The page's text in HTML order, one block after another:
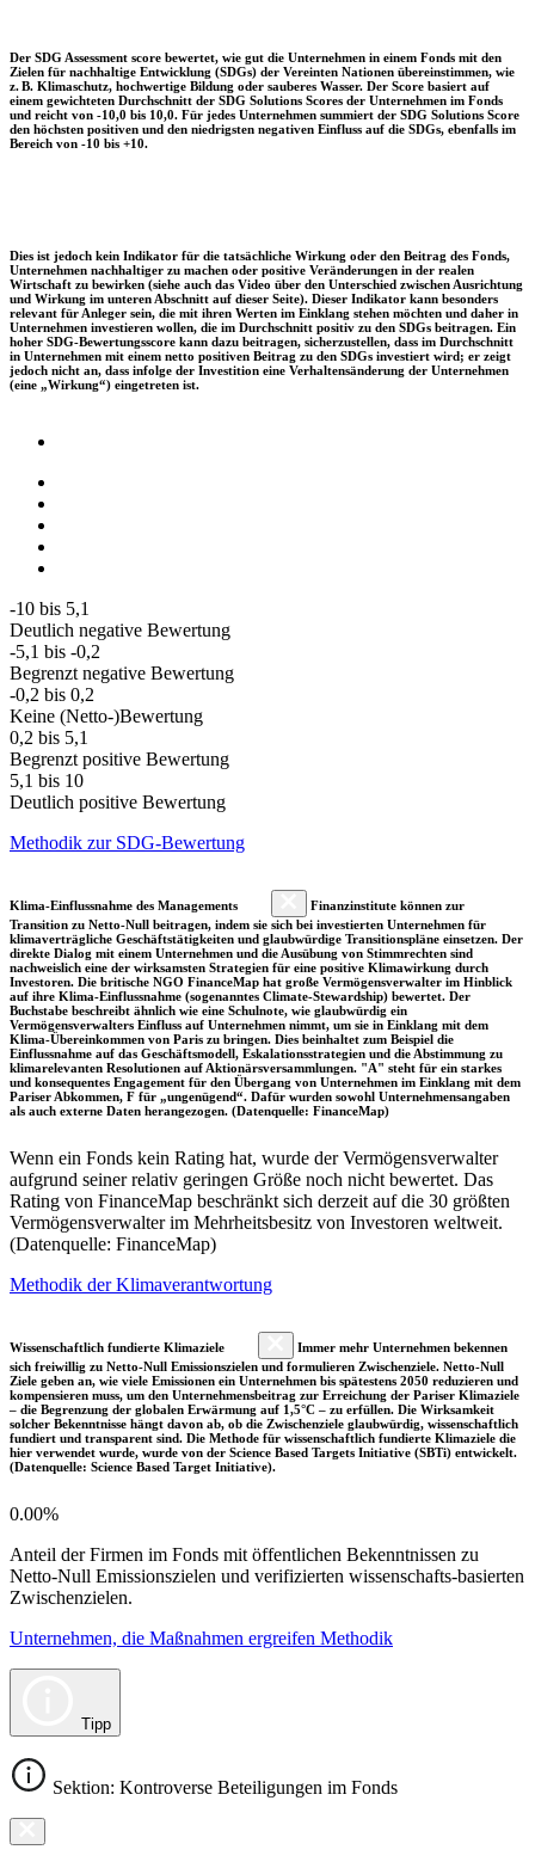
Der SDG Assessment score bewertet, wie gut die Unternehmen in einem Fonds mit den
Zielen für nachhaltige Entwicklung (SDGs) der Vereinten Nationen übereinstimmen, wie
z. B. Klimaschutz, hochwertige Bildung oder sauberes Wasser. Der Score basiert auf
einem gewichteten Durchschnitt der SDG Solutions Scores der Unternehmen im Fonds
und reicht von -10,0 bis 10,0. Für jedes Unternehmen summiert der SDG Solutions Score
den höchsten positiven und den niedrigsten negativen Einfluss auf die SDGs, ebenfalls im
Bereich von -10 bis +10.
Dies ist jedoch kein Indikator für die tatsächliche Wirkung oder den Beitrag des Fonds,
Unternehmen nachhaltiger zu machen oder positive Veränderungen in der realen
Wirtschaft zu bewirken (siehe auch das Video über den Unterschied zwischen Ausrichtung
und Wirkung im unteren Abschnitt auf dieser Seite). Dieser Indikator kann besonders
relevant für Anleger sein, die mit ihren Werten im Einklang stehen möchten und daher in
Unternehmen investieren wollen, die im Durchschnitt positiv zu den SDGs beitragen. Ein
hoher SDG-Bewertungsscore kann dazu beitragen, sicherzustellen, dass im Durchschnitt
in Unternehmen mit einem netto positiven Beitrag zu den SDGs investiert wird; er zeigt
jedoch nicht an, dass infolge der Investition eine Verhaltensänderung der Unternehmen
(eine „Wirkung“) eingetreten ist.
-10 bis 5,1
Deutlich negative Bewertung
-5,1 bis -0,2
Begrenzt negative Bewertung
-0,2 bis 0,2
Keine (Netto-)Bewertung
0,2 bis 5,1
Begrenzt positive Bewertung
5,1 bis 10
Deutlich positive Bewertung
Methodik zur SDG-Bewertung
Klima-Einflussnahme des Managements
Finanzinstitute können zur
Transition zu Netto-Null beitragen, indem sie sich bei investierten Unternehmen für
klimaverträgliche Geschäftstätigkeiten und glaubwürdige Transitionspläne einsetzen. Der
direkte Dialog mit einem Unternehmen und die Ausübung von Stimmrechten sind
nachweislich eine der wirksamsten Strategien für eine positive Klimawirkung durch
Investoren. Die britische NGO FinanceMap hat große Vermögensverwalter im Hinblick
auf ihre Klima-Einflussnahme (sogenanntes Climate-Stewardship) bewertet. Der
Buchstabe beschreibt ähnlich wie eine Schulnote, wie glaubwürdig ein
Vermögensverwalters Einfluss auf Unternehmen nimmt, um sie in Einklang mit dem
Klima-Übereinkommen von Paris zu bringen. Dies beinhaltet zum Beispiel die
Einflussnahme auf das Geschäftsmodell, Eskalationsstrategien und die Abstimmung zu
klimarelevanten Resolutionen auf Aktionärsversammlungen. "A" steht für ein starkes
und konsequentes Engagement für den Übergang von Unternehmen im Einklang mit dem
Pariser Abkommen, F für „ungenügend“. Dafür wurden sowohl Unternehmensangaben
als auch externe Daten herangezogen. (Datenquelle: FinanceMap)
Wenn ein Fonds kein Rating hat, wurde der Vermögensverwalter
aufgrund seiner relativ geringen Größe noch nicht bewertet. Das
Rating von FinanceMap beschränkt sich derzeit auf die 30 größten
Vermögensverwalter im Mehrheitsbesitz von Investoren weltweit.
(Datenquelle: FinanceMap)
Methodik der Klimaverantwortung
Wissenschaftlich fundierte Klimaziele
Immer mehr Unternehmen bekennen
sich freiwillig zu Netto-Null Emissionszielen und formulieren Zwischenziele. Netto-Null
Ziele geben an, wie viele Emissionen ein Unternehmen bis spätestens 2050 reduzieren und
kompensieren muss, um den Unternehmensbeitrag zur Erreichung der Pariser Klimaziele
– die Begrenzung der globalen Erwärmung auf 1,5°C – zu erfüllen. Die Wirksamkeit
solcher Bekenntnisse hängt davon ab, ob die Zwischenziele glaubwürdig, wissenschaftlich
fundiert und transparent sind. Die Methode für wissenschaftlich fundierte Klimaziele die
hier verwendet wurde, wurde von der Science Based Targets Initiative (SBTi) entwickelt.
(Datenquelle: Science Based Target Initiative).
0.00%
Anteil der Firmen im Fonds mit öffentlichen Bekenntnissen zu
Netto-Null Emissionszielen und verifizierten wissenschafts-basierten
Zwischenzielen.
Unternehmen, die Maßnahmen ergreifen Methodik
Tipp
Sektion: Kontroverse Beteiligungen im Fonds